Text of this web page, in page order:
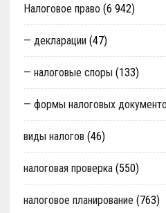
Налоговое право (6 942)
— декларации (47)
— налоговые споры (133)
— формы налоговых
виды налогов (46)
налоговая проверка(550)
налоговое планирование (763)